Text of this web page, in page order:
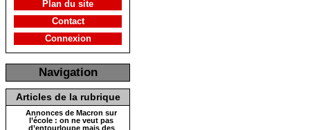
Plan du site
Contact
Connexion
Navigation
Articles de la rubrique
Annonces de Macron sur
l’école : on ne veut pas
d’entourloupe mais des